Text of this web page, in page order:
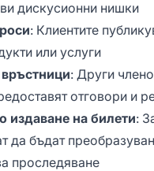
дискусионни нишки
: Клиентите
или услуги
: Други
отговори и
издаване на билети:
да бъдат
проследяване